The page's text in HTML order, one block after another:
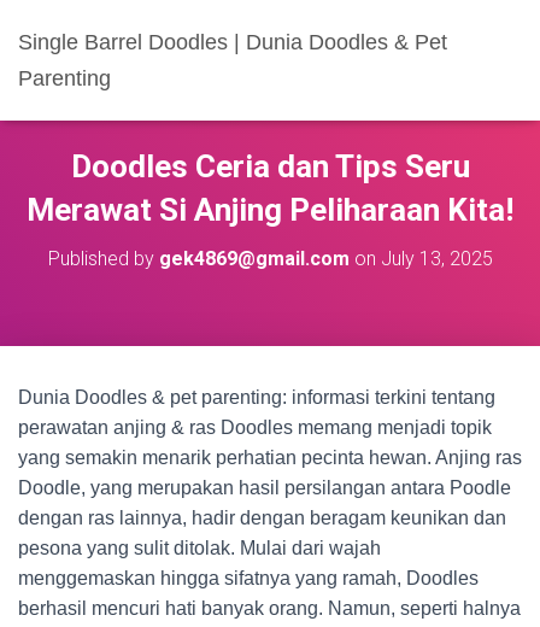
Single Barrel Doodles | Dunia Doodles & Pet
Parenting
Doodles Ceria dan Tips Seru
Merawat Si Anjing Peliharaan Kita!
Published by gek4869@gmail.com on July 13, 2025
Dunia Doodles & pet parenting: informasi terkini tentang
perawatan anjing & ras Doodles memang menjadi topik
yang semakin menarik perhatian pecinta hewan. Anjing ras
Doodle, yang merupakan hasil persilangan antara Poodle
dengan ras lainnya, hadir dengan beragam keunikan dan
pesona yang sulit ditolak. Mulai dari wajah
menggemaskan hingga sifatnya yang ramah, Doodles
berhasil mencuri hati banyak orang. Namun, seperti halnya